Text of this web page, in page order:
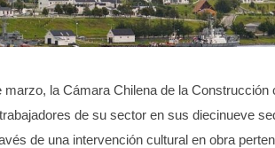
marzo, la Cámara Chilena de la Construcción
de su sector en sus diecinueve
de una intervención cultural en obra